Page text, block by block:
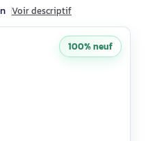
Voir descriptif
100% neuf